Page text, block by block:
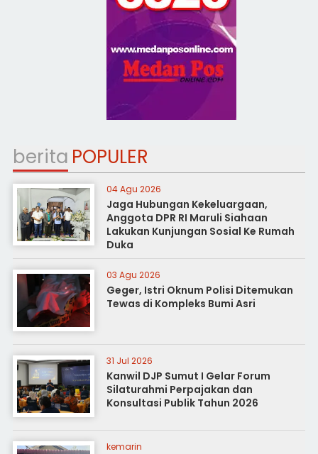
berita POPULER
04 Agu 2026
Jaga Hubungan Kekeluargaan,
Anggota DPR RI Maruli Siahaan
Lakukan Kunjungan Sosial Ke Rumah
Duka
03 Agu 2026
Geger, Istri Oknum Polisi Ditemukan
Tewas di Kompleks Bumi Asri
31 Jul 2026
Kanwil DJP Sumut I Gelar Forum
Silaturahmi Perpajakan dan
Konsultasi Publik Tahun 2026
kemarin